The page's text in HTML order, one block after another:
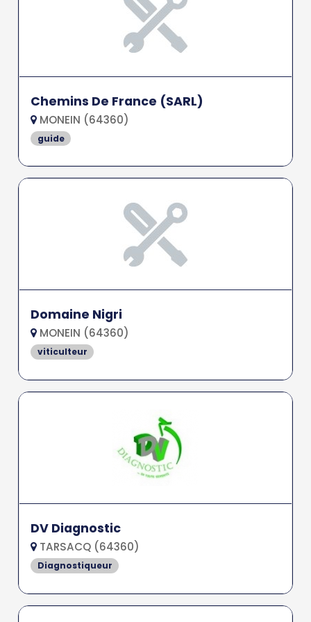
Chemins De France (SARL)
MONEIN (64360)
guide
Domaine Nigri
MONEIN (64360)
viticulteur
DV Diagnostic
TARSACQ (64360)
Diagnostiqueur